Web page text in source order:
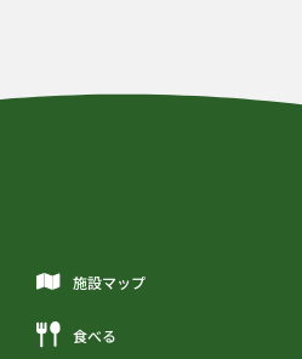
施設マップ
食べる